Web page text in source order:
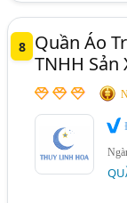
8
Quần Áo
TNHH Sản